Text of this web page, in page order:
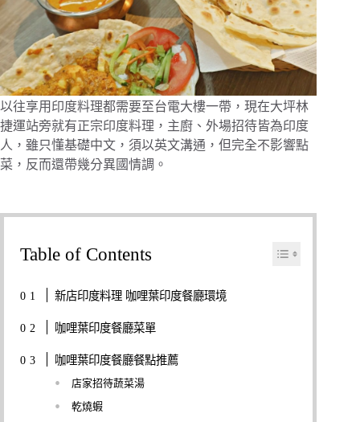
以往享用印度料理都需要至台電大樓一帶，現在大坪林
捷運站旁就有正宗印度料理，主廚、外場招待皆為印度
人，雖只懂基礎中文，須以英文溝通，但完全不影響點
菜，反而還帶幾分異國情調。
Table of Contents
新店印度料理 咖哩葉印度餐廳環境
咖哩葉印度餐廳菜單
咖哩葉印度餐廳餐點推薦
店家招待蔬菜湯
乾燒蝦